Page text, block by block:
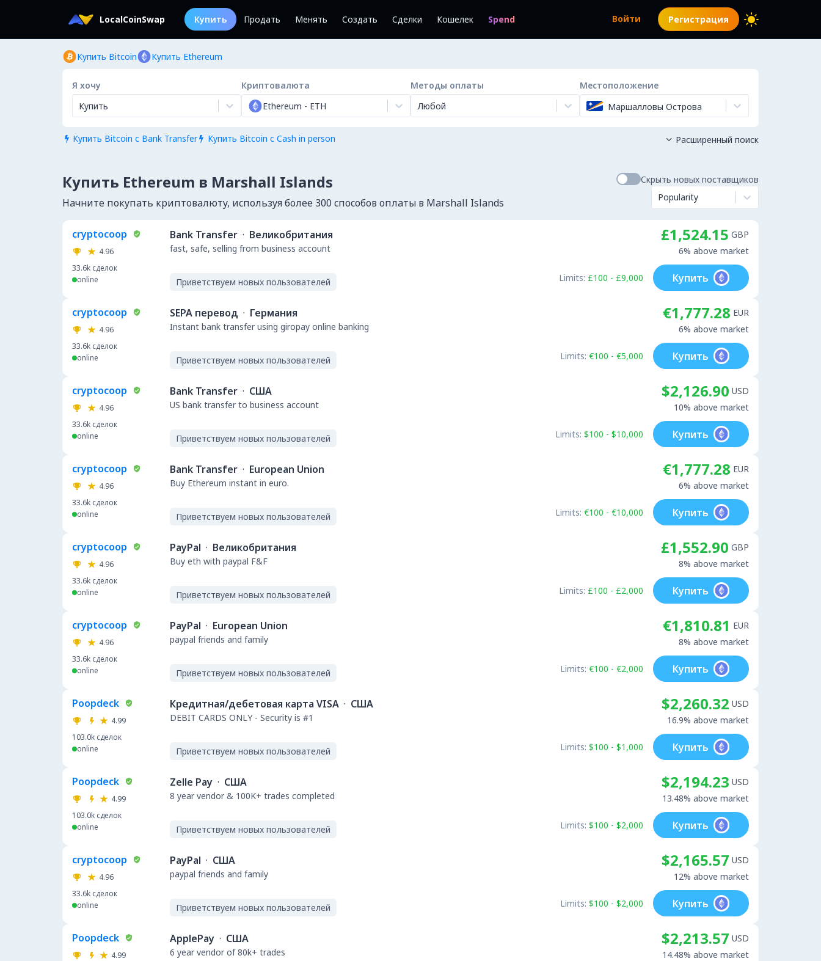
LocalCoinSwap Купить Продать Менять Создать Сделки Кошелек Spend Войти Регистрация
Купить Bitcoin Купить Ethereum
Я хочу
Купить
Криптовалюта
Ethereum - ETH
Методы оплаты
Любой
Местоположение
Маршалловы Острова
 Купить Bitcoin с Bank Transfer  Купить Bitcoin с Cash in person  Расширенный поиск
Купить Ethereum в Marshall Islands
Начните покупать криптовалюту, используя более 300 способов оплаты в Marshall Islands
Скрыть новых поставщиков
Popularity
cryptocoop
4.96
33.6k сделок
online
Bank Transfer · Великобритания
fast, safe, selling from business account
Приветствуем новых пользователей
£1,524.15 GBP
6% above market
Limits: £100 - £9,000 Купить
cryptocoop
4.96
33.6k сделок
online
SEPA перевод · Германия
Instant bank transfer using giropay online banking
Приветствуем новых пользователей
€1,777.28 EUR
6% above market
Limits: €100 - €5,000 Купить
cryptocoop
4.96
33.6k сделок
online
Bank Transfer · США
US bank transfer to business account
Приветствуем новых пользователей
$2,126.90 USD
10% above market
Limits: $100 - $10,000 Купить
cryptocoop
4.96
33.6k сделок
online
Bank Transfer · European Union
Buy Ethereum instant in euro.
Приветствуем новых пользователей
€1,777.28 EUR
6% above market
Limits: €100 - €10,000 Купить
cryptocoop
4.96
33.6k сделок
online
PayPal · Великобритания
Buy eth with paypal F&F
Приветствуем новых пользователей
£1,552.90 GBP
8% above market
Limits: £100 - £2,000 Купить
cryptocoop
4.96
33.6k сделок
online
PayPal · European Union
paypal friends and family
Приветствуем новых пользователей
€1,810.81 EUR
8% above market
Limits: €100 - €2,000 Купить
Poopdeck
4.99
103.0k сделок
online
Кредитная/дебетовая карта VISA · США
DEBIT CARDS ONLY - Security is #1
Приветствуем новых пользователей
$2,260.32 USD
16.9% above market
Limits: $100 - $1,000 Купить
Poopdeck
4.99
103.0k сделок
online
Zelle Pay · США
8 year vendor & 100K+ trades completed
Приветствуем новых пользователей
$2,194.23 USD
13.48% above market
Limits: $100 - $2,000 Купить
cryptocoop
4.96
33.6k сделок
online
PayPal · США
paypal friends and family
Приветствуем новых пользователей
$2,165.57 USD
12% above market
Limits: $100 - $2,000 Купить
Poopdeck
4.99
ApplePay · США
6 year vendor of 80k+ trades
$2,213.57 USD
14.48% above market